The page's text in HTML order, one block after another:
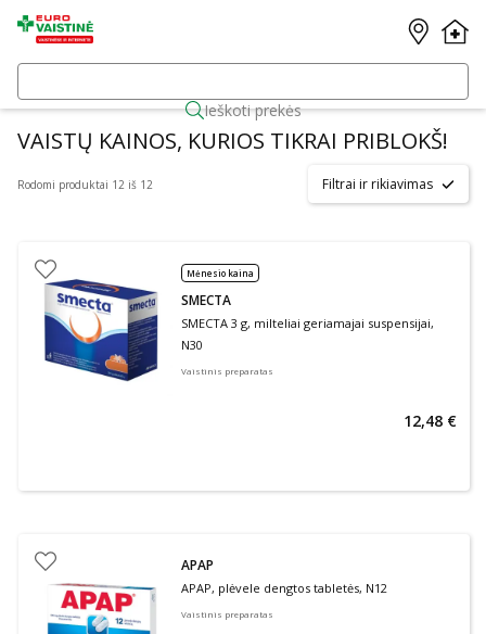
Ieškoti prekės
VAISTŲ KAINOS, KURIOS TIKRAI PRIBLOKŠ!
Rodomi produktai 12 iš 12 Filtrai ir rikiavimas
Mėnesio kaina
SMECTA
SMECTA 3 g, milteliai geriamajai suspensijai,
N30
Vaistinis preparatas
12,48 €
APAP
APAP, plėvele dengtos tabletės, N12
Vaistinis preparatas